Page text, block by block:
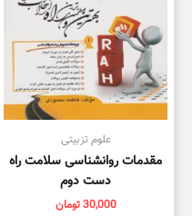
علوم تزبیتی
مقدمات روانشناسی سلامت راه
دست دوم
30,000تومان